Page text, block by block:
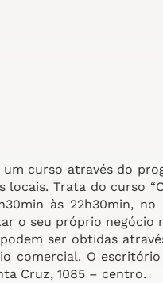
curso através do
Trata do curso
às 22h30min,
o seu próprio negócio
ser obtidas
comercial. O
Cruz, 1085 – centro.